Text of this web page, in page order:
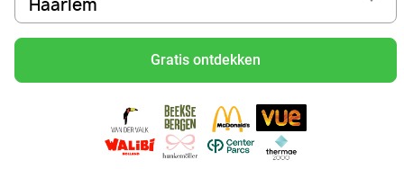
Haarlem
Gratis ontdekken
Schaatsen in Haarlem en omgeving
Holiday on Ice tickets met korting in Haarlem
Social Deal voordeelshop: ah, zoveel mooie deals in regio
Haarlem!
De Kale Pater – Grillen, genieten en gezelligheid in
middeleeuwse sferen
Reis af naar Ketteler Hof vanuit Haarlem en beleef ultiem